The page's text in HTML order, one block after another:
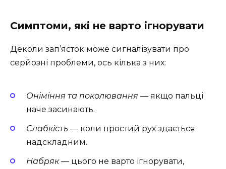
Симптоми, які не варто ігнорувати
Деколи зап’ясток може сигналізувати про
серйозні проблеми, ось кілька з них:
Оніміння та поколювання — якщо пальці
наче засинають.
Слабкість — коли простий рух здається
надскладним.
Набряк— цього не варто ігнорувати,